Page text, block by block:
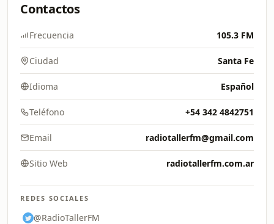
Contactos
Frecuencia 105.3 FM
Ciudad Santa Fe
Idioma Español
Teléfono +54 342 4842751
Email radiotallerfm@gmail.com
Sitio Web radiotallerfm.com.ar
REDES SOCIALES
@RadioTallerFM